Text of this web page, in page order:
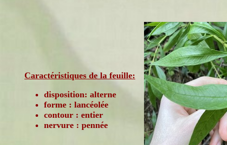
Caractéristiques de la feuille:
disposition: alterne
forme : lancéolée
contour : entier
nervure : pennée